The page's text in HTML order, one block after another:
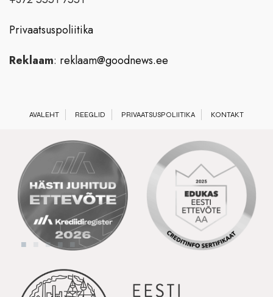
Privaatsuspoliitika
Reklaam: reklaam@goodnews.ee
AVALEHT REEGLID PRIVAATSUSPOLIITIKA KONTAKT